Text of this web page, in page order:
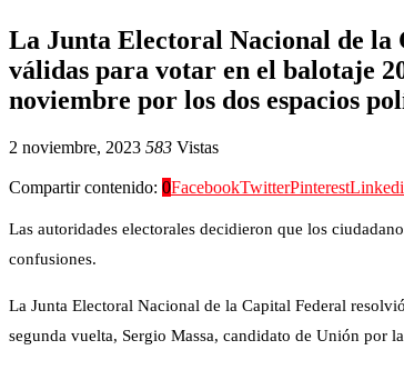
La Junta Electoral Nacional de la
válidas para votar en el balotaje
noviembre por los dos espacios
2 noviembre, 2023 583 Vistas
Compartir contenido: 0FacebookTwitterPinterest
Las autoridades electorales decidieron que los
confusiones.
La Junta Electoral Nacional de la Capital Federal
segunda vuelta, Sergio Massa, candidato de Unión por